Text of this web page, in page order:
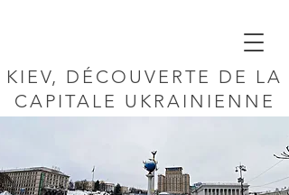
KIEV, DÉCOUVERTE DE LA
CAPITALE UKRAINIENNE